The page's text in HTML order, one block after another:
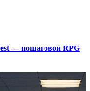
— пошаговой RPG